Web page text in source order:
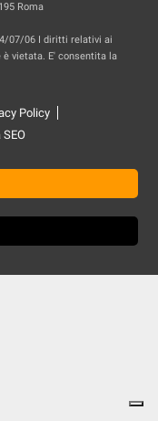
Roma
07/06 I diritti relativi ai
vietata. E' consentita la
Policy